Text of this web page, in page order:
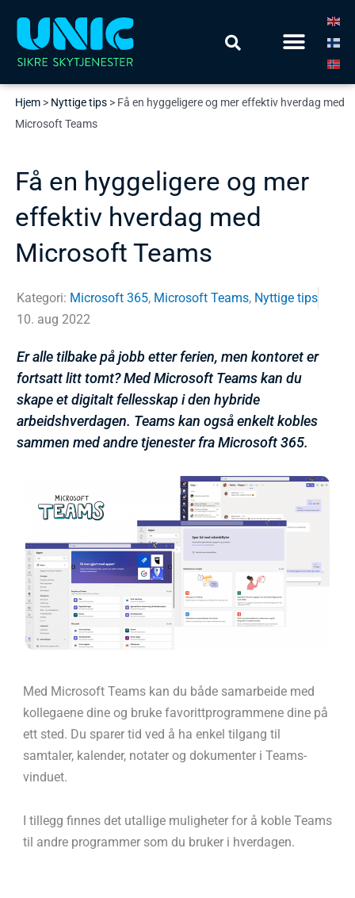
Meny
Hjem> Nyttige tips> Få en hyggeligere og mer effektiv hverdag med
Microsoft Teams
Få en hyggeligere og mer
effektiv hverdag med
Microsoft Teams
Kategori: Microsoft 365, Microsoft Teams, Nyttige tips
10. aug 2022
Er alle tilbake på jobb etter ferien, men kontoret er
fortsatt litt tomt? Med Microsoft Teams kan du
skape et digitalt fellesskap i den hybride
arbeidshverdagen. Teams kan også enkelt kobles
sammen med andre tjenester fra Microsoft 365.
Med Microsoft Teams kan du både samarbeide med
kollegaene dine og bruke favorittprogrammene dine på
ett sted. Du sparer tid ved å ha enkel tilgang til
samtaler, kalender, notater og dokumenter i Teams-
vinduet.
I tillegg finnes det utallige muligheter for å koble Teams
til andre programmer som du bruker i hverdagen.